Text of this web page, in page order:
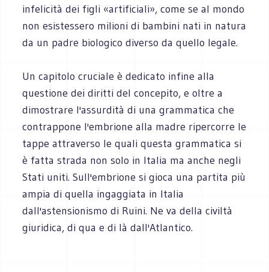
infelicità dei figli «artificiali», come se al mondo
non esistessero milioni di bambini nati in natura
da un padre biologico diverso da quello legale.
Un capitolo cruciale è dedicato infine alla
questione dei diritti del concepito, e oltre a
dimostrare l'assurdità di una grammatica che
contrappone l'embrione alla madre ripercorre le
tappe attraverso le quali questa grammatica si
è fatta strada non solo in Italia ma anche negli
Stati uniti. Sull'embrione si gioca una partita più
ampia di quella ingaggiata in Italia
dall'astensionismo di Ruini. Ne va della civiltà
giuridica, di qua e di là dall'Atlantico.